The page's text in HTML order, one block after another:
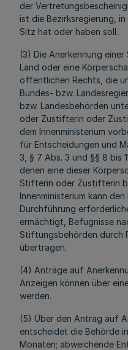
der
ist die Bezirksregierung,
Sitz hat oder haben soll.
(3) Die Anerkennung
Land oder eine
öffentlichen Rechts, die
Bundes- bzw.
bzw. Landesbehörden
oder Zustifterin oder
dem Innenministerium
für Entscheidungen und
3, § 7 Abs. 3 und §§ 8 bis
denen eine dieser
Stifterin oder Zustifterin
Innenministerium kann
Durchführung
ermächtigt, Befugnisse
Stiftungsbehörden durch
übertragen.
(4) Anträge auf
Anzeigen können über
werden.
(5) Über den Antrag auf
entscheidet die Behörde
Monaten; abweichende